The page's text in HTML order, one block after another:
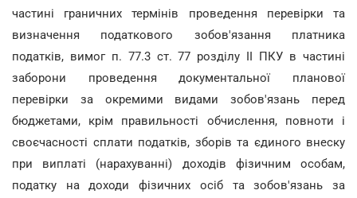
частині граничних термінів проведення перевірки та
визначення податкового зобов'язання платника
податків, вимог п. 77.3 ст. 77 розділу II ПКУ в частині
заборони проведення документальної планової
перевірки за окремими видами зобов'язань перед
бюджетами, крім правильності обчислення, повноти і
своєчасності сплати податків, зборів та єдиного внеску
при виплаті (нарахуванні) доходів фізичним особам,
податку на доходи фізичних осіб та зобов'язань за